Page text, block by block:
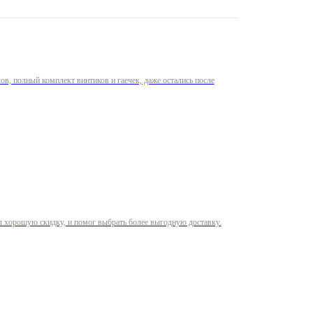
полный комплект винтиков и гаечек, даже остались после
хорошую скидку, и помог выбрать более выгодную доставку.